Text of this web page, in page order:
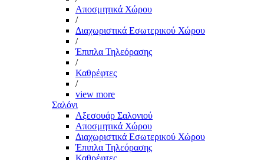
Αποσμητικά Χώρου
/
Διαχωριστικά Εσωτερικού Χώρου
/
Έπιπλα Τηλεόρασης
/
Καθρέφτες
/
view more
Σαλόνι
Αξεσουάρ Σαλονιού
Αποσμητικά Χώρου
Διαχωριστικά Εσωτερικού Χώρου
Έπιπλα Τηλεόρασης
Καθρέφτες